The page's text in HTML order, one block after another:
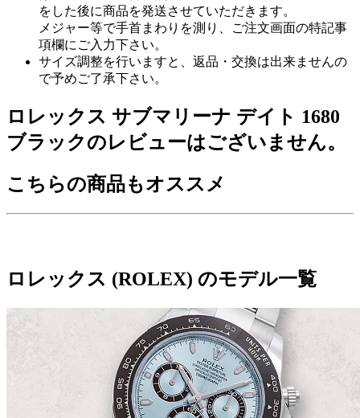
をした後に商品を発送させていただきます。
メジャー等で手首まわりを測り、ご注文画面の特記事
項欄にご入力下さい。
サイズ調整を行いますと、返品・交換は出来ませんの
で予めご了承下さい。
ロレックス サブマリーナ デイト 1680
ブラックのレビューはございません。
こちらの商品もオススメ
ロレックス (ROLEX) のモデル一覧